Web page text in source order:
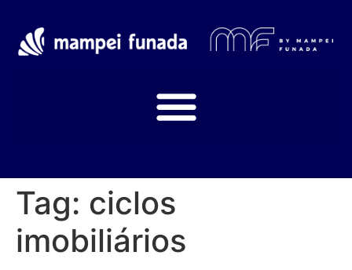
Tag: ciclos
imobiliários